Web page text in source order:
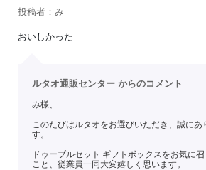
投稿者：み
おいしかった
ルタオ通販センター からのコメント
み様、
このたびはルタオをお選びいただき、誠にあ
す。
ドゥーブルセット ギフトボックスをお気に
こと、従業員一同大変嬉しく思います。